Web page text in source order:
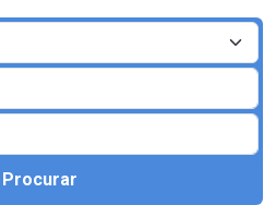
Procurar